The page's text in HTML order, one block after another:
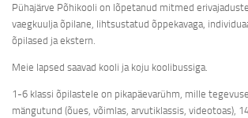
Pühajärve Põhikooli on lõpetanud mitmed
vaegkuulja õpilane, lihtsustatud õppekavaga,
õpilased ja ekstern.
Meie lapsed saavad kooli ja koju koolibussiga.
1-6 klassi õpilastele on pikapäevarühm, mille
mängutund (õues, võimlas, arvutiklassis, videotoas),